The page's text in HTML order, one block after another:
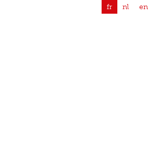
fr nl en